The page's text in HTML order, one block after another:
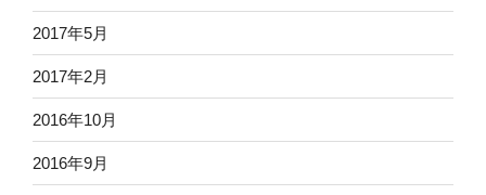
2017年5月
2017年2月
2016年10月
2016年9月